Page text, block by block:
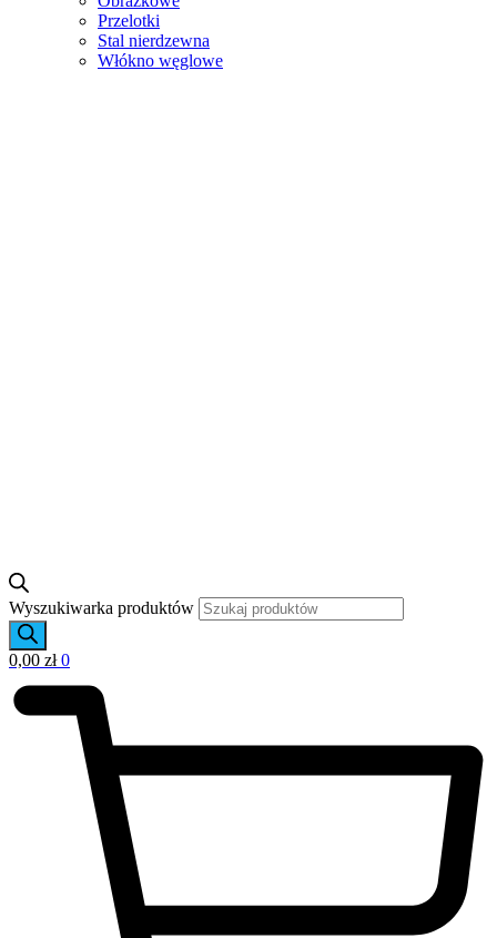
Przelotki
Stal nierdzewna
Włókno węglowe
Wyszukiwarka produktów
0,00 zł 0